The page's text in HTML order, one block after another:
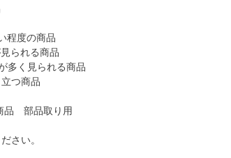
程度の商品
られる商品
多く見られる商品
つ商品
品 部品取り用
さい。